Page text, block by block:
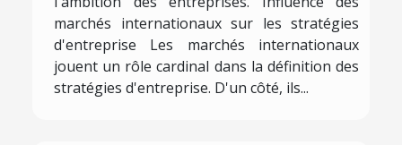
marchés internationaux sur les stratégies
d'entreprise Les marchés internationaux
jouent un rôle cardinal dans la définition des
stratégies d'entreprise. D'un côté, ils...